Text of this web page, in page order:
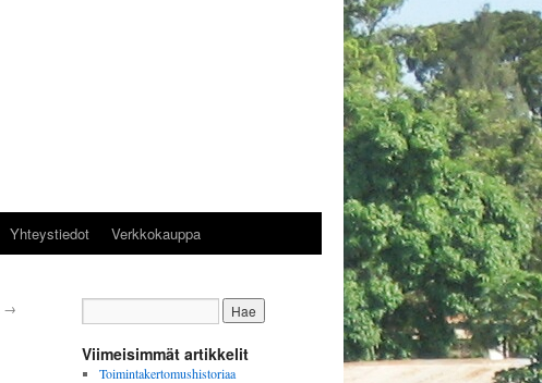
Yhteystiedot Verkkokauppa
→
Viimeisimmät artikkelit
Toimintakertomushistoriaa